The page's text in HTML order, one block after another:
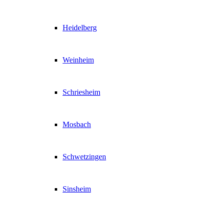
Heidelberg
Weinheim
Schriesheim
Mosbach
Schwetzingen
Sinsheim